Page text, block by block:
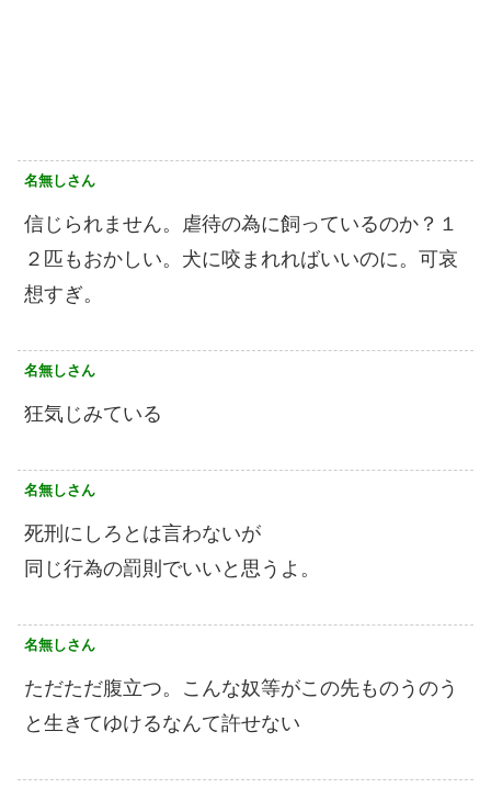
名無しさん
信じられません。虐待の為に飼っているのか？１
２匹もおかしい。犬に咬まれればいいのに。可哀
想すぎ。
名無しさん
狂気じみている
名無しさん
死刑にしろとは言わないが
同じ行為の罰則でいいと思うよ。
名無しさん
ただただ腹立つ。こんな奴等がこの先ものうのう
と生きてゆけるなんて許せない